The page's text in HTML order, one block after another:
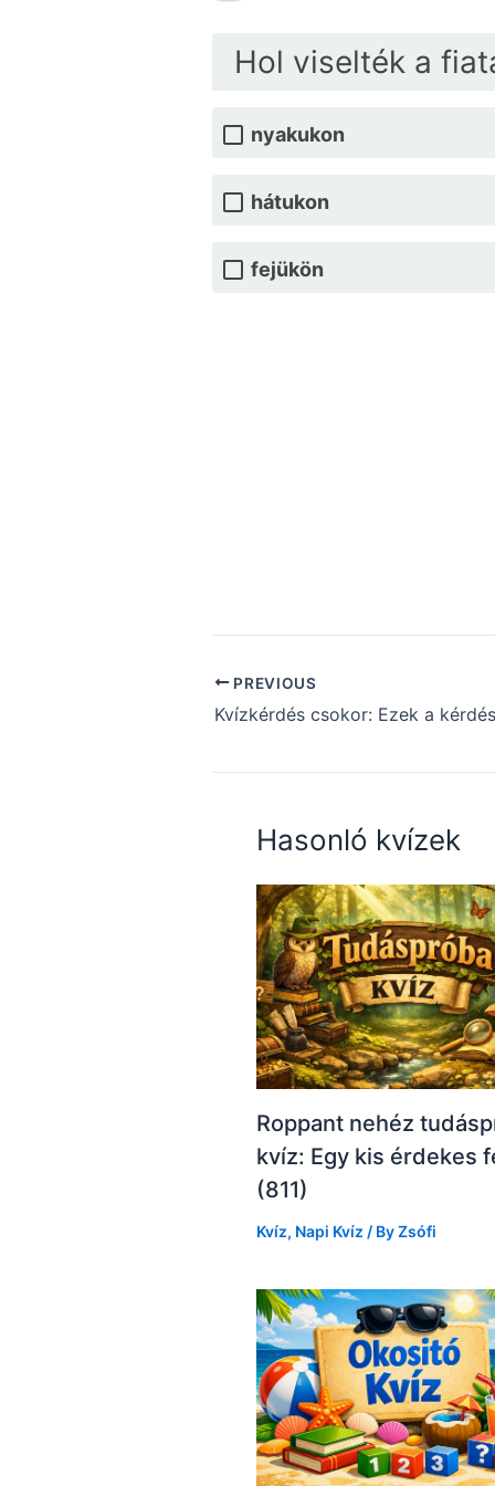
Hol viselték a
nyakukon
hátukon
fejükön
PREVIOUS
Hasonló kvízek
Roppant nehéz
kvíz: Egy kis érdekes
(811)
Kvíz, Napi Kvíz / ByZsófi